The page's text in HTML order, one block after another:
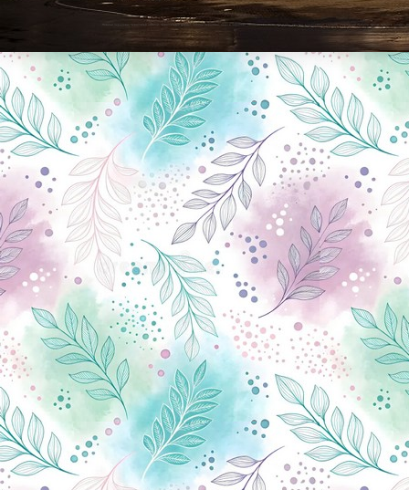
Новини Чернігова, Чернігівські новини, Чернігівський формат, новини Чернігова, події в Чернігові: політика, економіка, аналітика, культура, відеоновини, екологія, спортивний Чернігів, туризм, Чернігів